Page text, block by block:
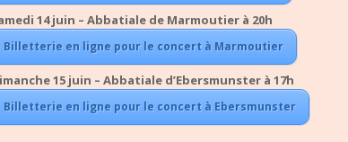
14 juin – Abbatiale de Marmoutier à 20h
Billetterie en ligne pour le concert à Marmoutier
15 juin – Abbatiale d’Ebersmunster à 17h
Billetterie en ligne pour le concert à Ebersmunster